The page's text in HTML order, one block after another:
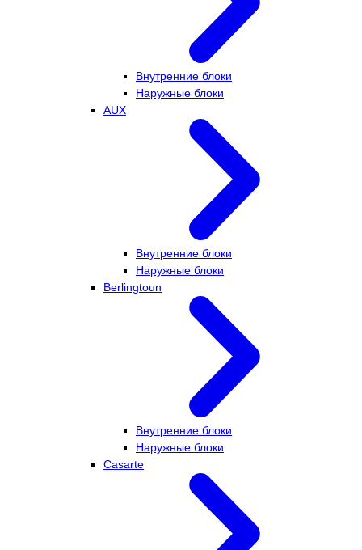
Внутренние блоки
Наружные блоки
AUX
Внутренние блоки
Наружные блоки
Berlingtoun
Внутренние блоки
Наружные блоки
Casarte